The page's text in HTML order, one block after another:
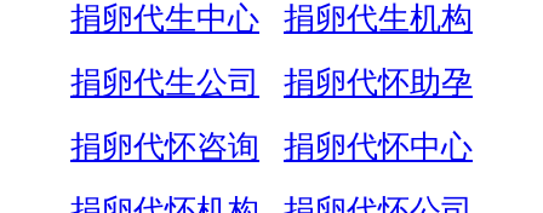
捐卵代生中心
捐卵代生机构
捐卵代生公司
捐卵代怀助孕
捐卵代怀咨询
捐卵代怀中心